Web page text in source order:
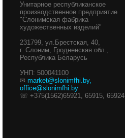
Унитарное республиканское
производственное предприятие
"Слонимская фабрика
художественных изделий"
231799, ул.Брестская, 40,
г. Слоним, Гродненская обл.,
Республика Беларусь
УНП: 500041100
✉ market@slonimfhi.by,
office@slonimfhi.by
☏ +375(1562)65921, 65915, 65924